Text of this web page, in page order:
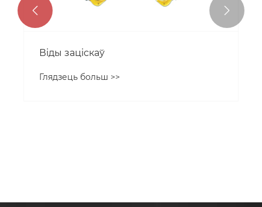
Віды заціскаў
Глядзець больш >>
 